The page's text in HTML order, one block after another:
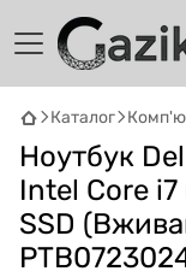
Каталог
Ноутбук
Intel Core
SSD
GAZIK AI
Онлайн ·
Привіт! 👋
підібрати